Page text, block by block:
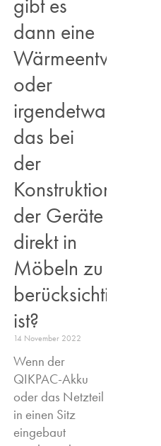
gibt es
dann eine
oder
irgendetwas,
das bei
der
Konstruktion
der Geräte
direkt in
Möbeln zu
berücksichtigen
ist?
14 November 2022
Wenn der
QIKPAC-Akku
oder das Netzteil
in einen Sitz
eingebaut